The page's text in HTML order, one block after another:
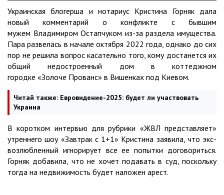
Украинская блогерша и нотариус Кристина Горняк дала
новый комментарий о конфликте с бывшим
мужем Владимиром Остапчуком из-за раздела имущества.
Пара развелась в начале октября 2022 года, однако до сих
пор не решила вопрос касательно того, кому достанется их
общий недостроенный дом в коттеджном
городке «Золоче Прованс» в Вишенках под Киевом.
Читай также: Евровидение-2025: будет ли участвовать
Украина
В коротком интервью для рубрики «ЖВЛ представляет»
утреннего шоу «Завтрак с 1+1» Кристина заявила, что экс-
возлюбленный игнорирует все ее попытки договориться.
Горняк добавила, что не хочет подавать в суд, поскольку
тогда на недвижимость будет наложен арест.